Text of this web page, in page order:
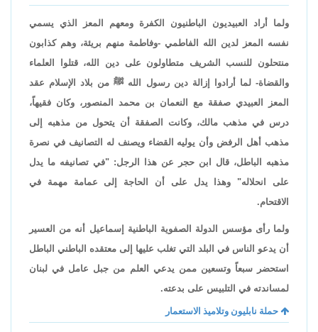
ولما أراد العبيديون الباطنيون الكفرة ومعهم المعز الذي يسمي
نفسه المعز لدين الله الفاطمي -وفاطمة منهم بريئة، وهم كذابون
منتحلون للنسب الشريف متطاولون على دين الله، قتلوا العلماء
والقضاة- لما أرادوا إزالة دين رسول الله ﷺ من بلاد الإسلام عقد
المعز العبيدي صفقة مع النعمان بن محمد المنصور، وكان فقيهاً،
درس في مذهب مالك، وكانت الصفقة أن يتحول من مذهبه إلى
مذهب أهل الرفض وأن يوليه القضاء ويصنف له التصانيف في نصرة
مذهبه الباطل، قال ابن حجر عن هذا الرجل: "في تصانيفه ما يدل
على انحلاله" وهذا يدل على أن الحاجة إلى عمامة مهمة في
الاقتحام.
ولما رأى مؤسس الدولة الصفوية الباطنية إسماعيل أنه من العسير
أن يدعو الناس في البلد التي تغلب عليها إلى معتقده الباطني الباطل
استحضر سبعاً وتسعين ممن يدعي العلم من جبل عامل في لبنان
لمساندته في التلبيس على بدعته.
حملة نابليون وتلاميذ الاستعمار